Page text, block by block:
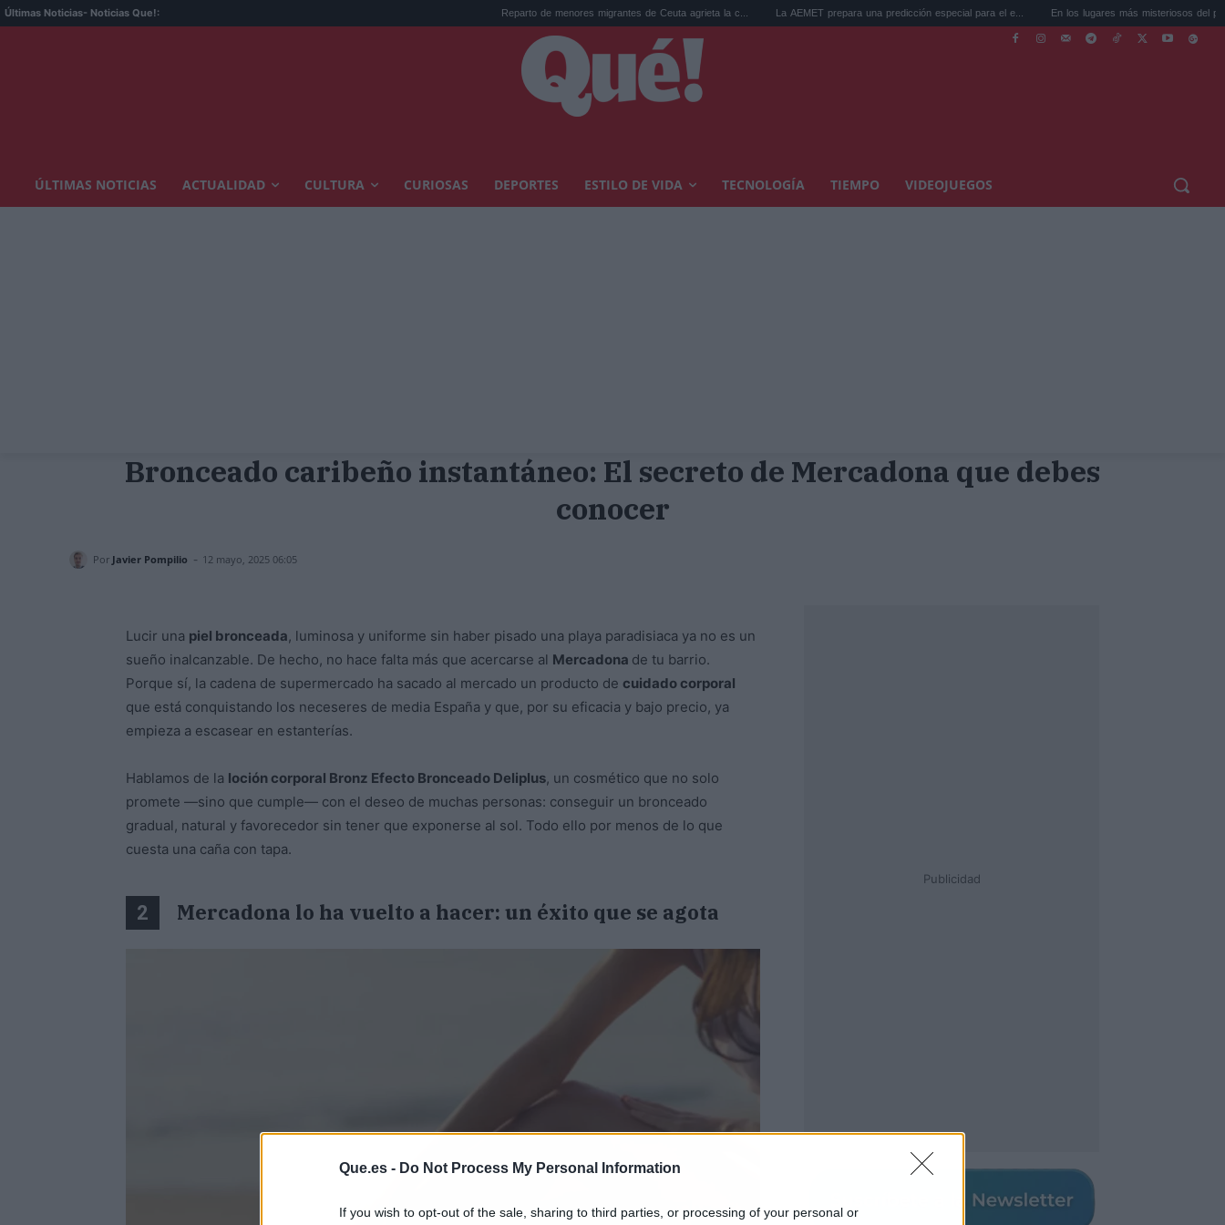
Que.es - Do Not Process My Personal Information
If you wish to opt-out of the sale, sharing to third parties, or processing of your personal or
Últimas Noticias- Noticias Que!: Reparto de menores migrantes de Ceuta agrieta la c... La AEMET prepara una predicción especial para el e... En los lugares más misteriosos del planeta:
ÚLTIMAS NOTICIAS ACTUALIDAD CULTURA CURIOSAS DEPORTES ESTILO DE VIDA TECNOLOGÍA TIEMPO VIDEOJUEGOS
Bronceado caribeño instantáneo: El secreto de Mercadona que debes
conocer
Por Javier Pompilio - 12 mayo, 2025 06:05
Lucir una piel bronceada, luminosa y uniforme sin haber pisado una playa paradisiaca ya no es un
sueño inalcanzable. De hecho, no hace falta más que acercarse al Mercadona de tu barrio.
Porque sí, la cadena de supermercado ha sacado al mercado un producto de cuidado corporal
que está conquistando los neceseres de media España y que, por su eficacia y bajo precio, ya
empieza a escasear en estanterías.
Hablamos de la loción corporal Bronz Efecto Bronceado Deliplus, un cosmético que no solo
promete —sino que cumple— con el deseo de muchas personas: conseguir un bronceado
gradual, natural y favorecedor sin tener que exponerse al sol. Todo ello por menos de lo que
cuesta una caña con tapa.
2 Mercadona lo ha vuelto a hacer: un éxito que se agota
Publicidad